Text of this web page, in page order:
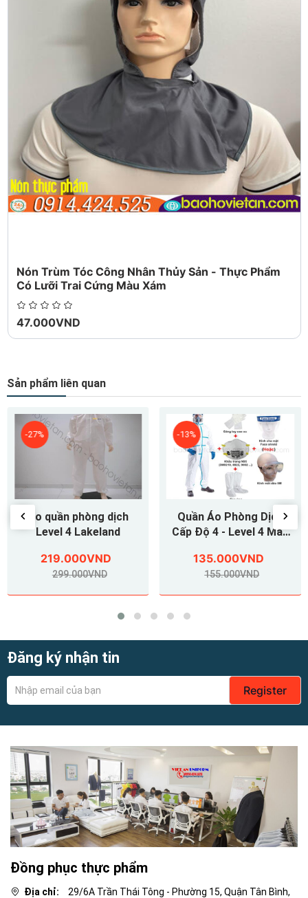
* Hiệu quả cao nhất khi sử dụng cùng khẩu trang nano bạc 3
- Bảo quản nơi khô giáo, thoáng mát.
Mặc quần áo bên trong rồi khoác áo liền quần có nón + bọc
Nên đeo kính + khẩu trang y tế + bọc giầy đầy đủ cho an toàn.
-----------
Ship hàng toàn quốc!
Vui lòng liên hệ .0934.424.525 Ms Chi
#dobaoho, #dobaohoyte, #dobaohochongdich,
#dobaohochobe, #dobaohotreem, #setdobaoho, #do_bao_ho,
#do_bao_ho_y_te, #do_bao_ho_chong_dich,
#do_bao_ho_cho_be, #do_bao_ho_tre_em, #set_do_bao_ho,
Nón Trùm Tóc Công Nhân Thủy Sản - Thực Phẩm
Có Lưỡi Trai Cứng Màu Xám
47.000VND
Sản phẩm liên quan
-13%
Quần Áo Phòng Dịch
Cấp Độ 4 - Level 4 Màu
135.000VND
155.000VND
-32%
Quần Áo Phòng Dịch
Cấp Độ 3 - Level 3 Màu
105.000VND
155.000VND
Đăng ký nhận tin
Register
Đồng phục thực phẩm
Địa chỉ:
29/6A Trần Thái Tông - Phường 15, Quận Tân Bình,